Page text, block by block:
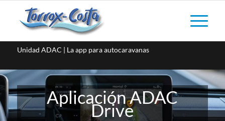
Unidad ADAC | La app para autocaravanas
Aplicación ADAC
Drive